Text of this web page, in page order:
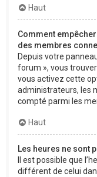
Haut
Comment
des membres
Depuis votre
forum », vous
vous activez cette
administrateurs, les
compté parmi les
Haut
Les heures ne sont
Il est possible que
différent de celui